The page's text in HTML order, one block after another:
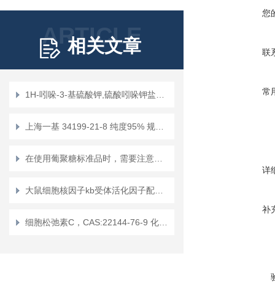
ARTICLE
相关文章
您
联
常
详
补